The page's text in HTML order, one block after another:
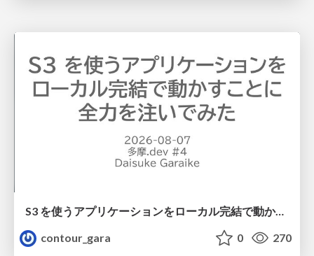
S3 を使うアプリケーションをローカル完結で動かすことに全力を注いでみた / Running S3 Apps Offline
contour_gara
0 270